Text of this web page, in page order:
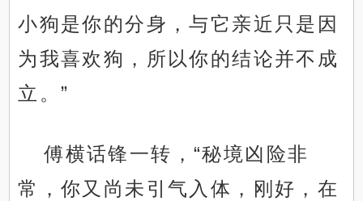
小狗是你的分身，与它亲近只是因
为我喜欢狗，所以你的结论并不成
立。”
傅横话锋一转，“秘境凶险非
常，你又尚未引气入体，刚好，在